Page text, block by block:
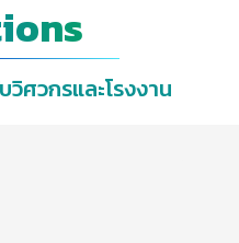
ศวกรและโรงงาน